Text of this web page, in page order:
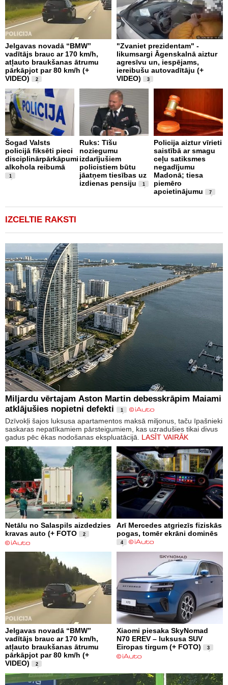
Jelgavas novadā “BMW”
vadītājs brauc ar 170 km/h,
atļauto braukšanas ātrumu
pārkāpjot par 80 km/h (+
VIDEO)
2
"Zvaniet prezidentam" -
likumsargi Āgenskalnā aiztur
agresīvu un, iespējams,
iereibušu autovadītāju (+
VIDEO)
3
Šogad Valsts
policijā fiksēti pieci
disciplinārpārkāpumi
alkohola reibumā
1
Ruks: Tīšu
noziegumu
izdarījušiem
policistiem būtu
jāatņem tiesības uz
izdienas pensiju
1
Policija aiztur vīrieti
saistībā ar smagu
ceļu satiksmes
negadījumu
Madonā; tiesa
piemēro
apcietinājumu
7
IZCELTIE RAKSTI
Miljardu vērtajam Aston Martin debesskrāpim Maiami
atklājušies nopietni defekti
1
Dzīvokļi šajos luksusa apartamentos maksā miljonus, taču īpašnieki
saskaras nepatīkamiem pārsteigumiem, kas uzradušies tikai divus
gadus pēc ēkas nodošanas ekspluatācijā. LASĪT VAIRĀK
Netālu no Salaspils aizdedzies
kravas auto (+ FOTO
2
Arī Mercedes atgriezīs fiziskās
pogas, tomēr ekrāni dominēs
4
Jelgavas novadā “BMW”
vadītājs brauc ar 170 km/h,
atļauto braukšanas ātrumu
pārkāpjot par 80 km/h (+
VIDEO)
2
Xiaomi piesaka SkyNomad
N70 EREV – luksusa SUV
Eiropas tirgum (+ FOTO)
3